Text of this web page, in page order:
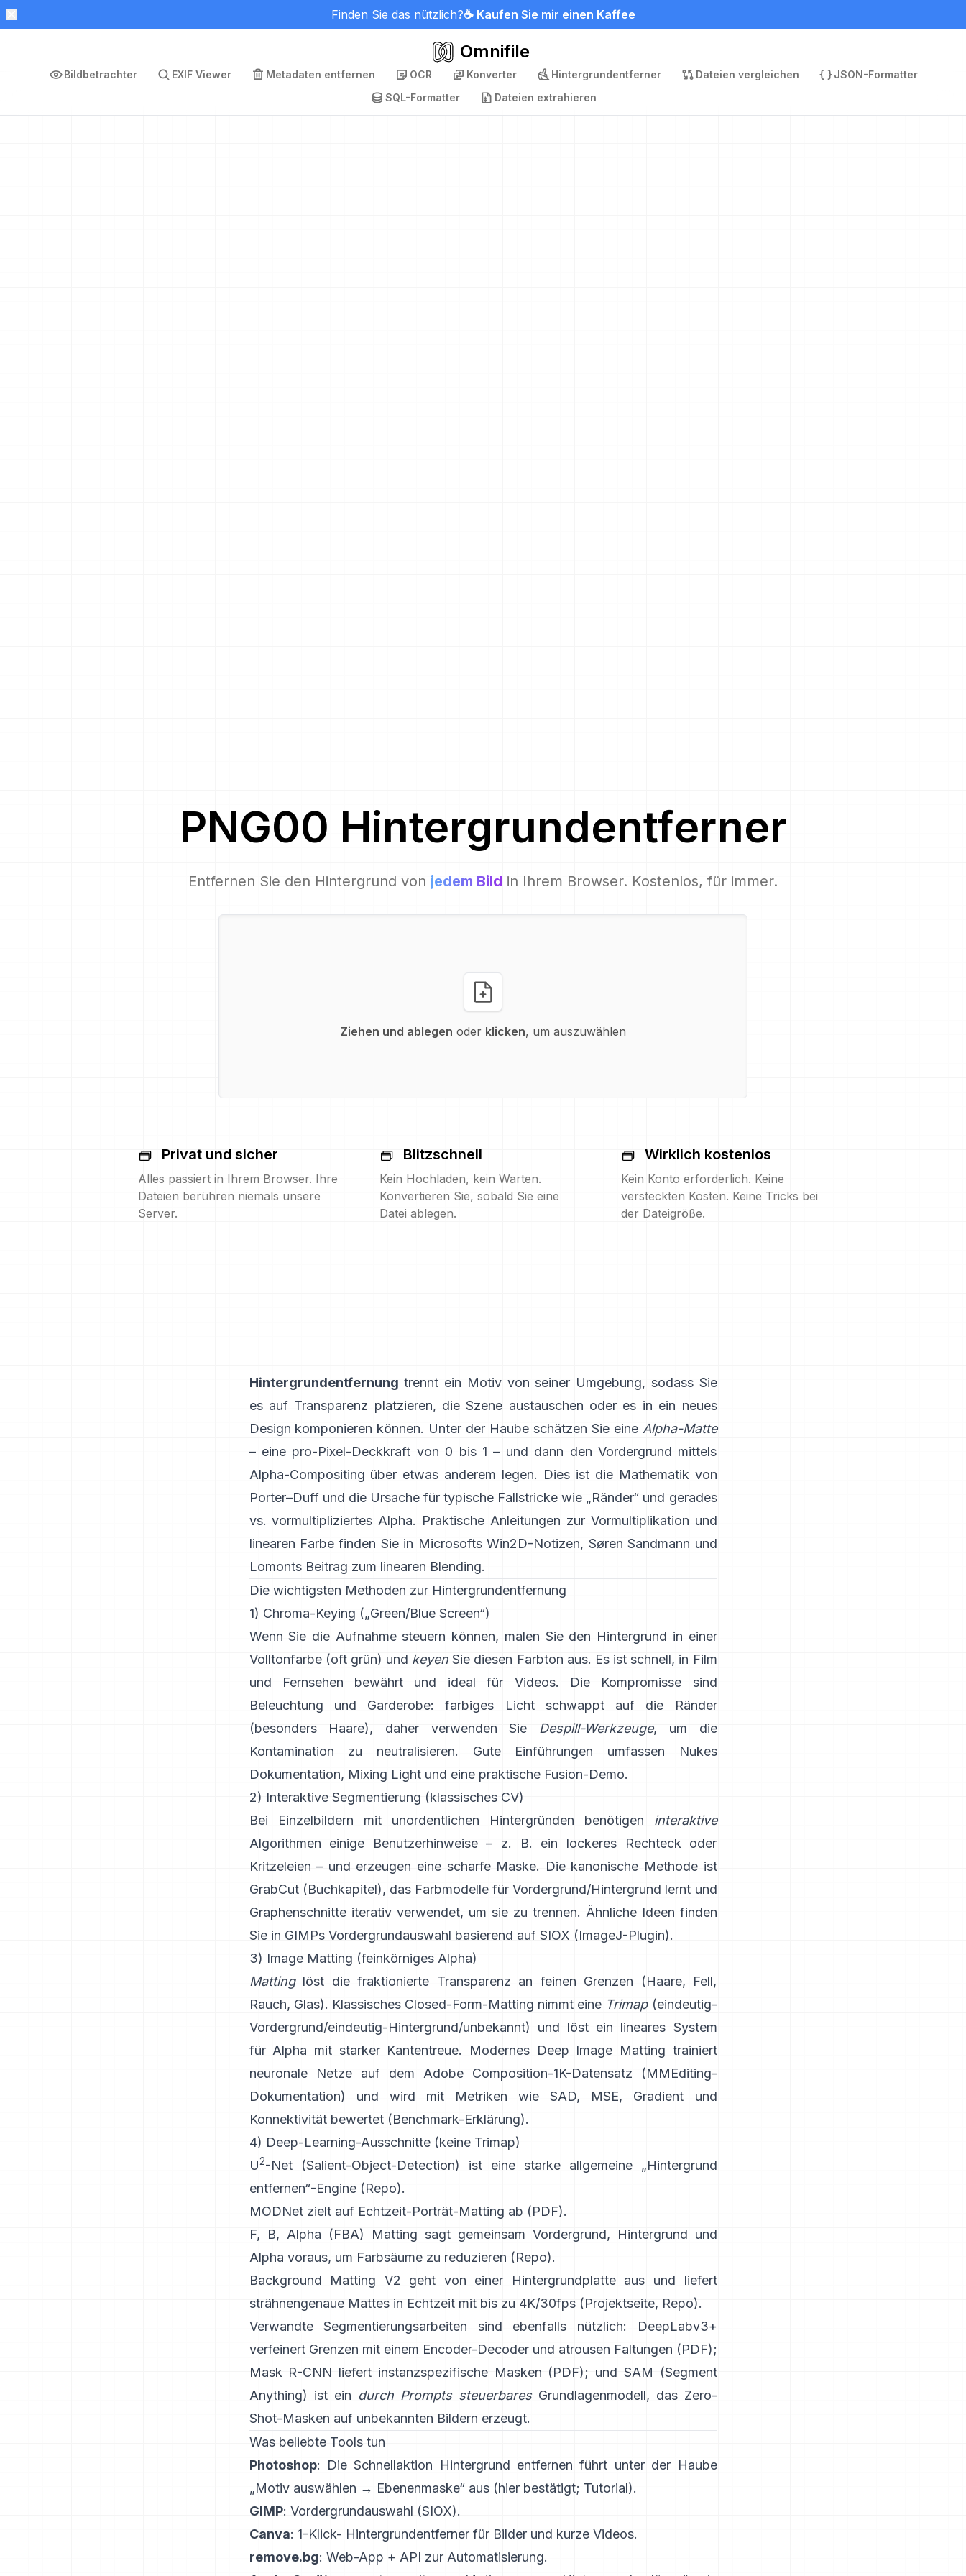
Finden Sie das nützlich?☕ Kaufen Sie mir einen Kaffee
Omnifile
Bildbetrachter EXIF Viewer Metadaten entfernen OCR Konverter Hintergrundentferner Dateien vergleichen
JSON-Formatter
SQL-Formatter
Dateien extrahieren
PNG00 Hintergrundentferner
Entfernen Sie den Hintergrund von jedem Bild in Ihrem Browser. Kostenlos, für immer.
Ziehen und ablegen oder klicken, um auszuwählen
Privat und sicher
Alles passiert in Ihrem Browser. Ihre
Dateien berühren niemals unsere
Server.
Blitzschnell
Kein Hochladen, kein Warten.
Konvertieren Sie, sobald Sie eine
Datei ablegen.
Wirklich kostenlos
Kein Konto erforderlich. Keine
versteckten Kosten. Keine Tricks bei
der Dateigröße.
Hintergrundentfernung trennt ein Motiv von seiner Umgebung, sodass Sie
es auf Transparenz platzieren, die Szene austauschen oder es in ein neues
Design komponieren können. Unter der Haube schätzen Sie eine Alpha-Matte
– eine pro-Pixel-Deckkraft von 0 bis 1 – und dann den Vordergrund mittels
Alpha-Compositing über etwas anderem legen. Dies ist die Mathematik von
Porter–Duffund die Ursache für typische Fallstricke wie „Ränder“ und gerades
vs. vormultipliziertes Alpha. Praktische Anleitungen zur Vormultiplikation und
linearen Farbe finden Sie in Microsofts Win2D-Notizen, Søren Sandmann und
Lomonts Beitrag zum linearen Blending.
Die wichtigsten Methoden zur Hintergrundentfernung
1) Chroma-Keying („Green/Blue Screen“)
Wenn Sie die Aufnahme steuern können, malen Sie den Hintergrund in einer
Volltonfarbe (oft grün) und keyen Sie diesen Farbton aus. Es ist schnell, in Film
und Fernsehen bewährt und ideal für Videos. Die Kompromisse sind
Beleuchtung und Garderobe: farbiges Licht schwappt auf die Ränder
(besonders Haare), daher verwenden Sie Despill-Werkzeuge, um die
Kontamination zu neutralisieren. Gute Einführungen umfassen
Nukes
Dokumentation, Mixing Lightund eine praktische Fusion-Demo.
2) Interaktive Segmentierung (klassisches CV)
Bei Einzelbildern mit unordentlichen Hintergründen benötigen interaktive
Algorithmen einige Benutzerhinweise – z. B. ein lockeres Rechteck oder
Kritzeleien – und erzeugen eine scharfe Maske. Die kanonische Methode ist
GrabCut (Buchkapitel), das Farbmodelle für Vordergrund/Hintergrund lernt und
Graphenschnitte iterativ verwendet, um sie zu trennen. Ähnliche Ideen finden
Sie in GIMPs Vordergrundauswahl basierend auf SIOX (ImageJ-Plugin).
3) Image Matting (feinkörniges Alpha)
Mattinglöst die fraktionierte Transparenz an feinen Grenzen (Haare, Fell,
Rauch, Glas). Klassisches Closed-Form-Matting nimmt eine Trimap(eindeutig-
Vordergrund/eindeutig-Hintergrund/unbekannt) und löst ein lineares System
für Alpha mit starker Kantentreue. Modernes Deep Image Matting trainiert
neuronale Netze auf dem Adobe Composition-1K-Datensatz (MMEditing-
Dokumentation) und wird mit Metriken wie
SAD, MSE, Gradient und
Konnektivität bewertet (Benchmark-Erklärung).
4) Deep-Learning-Ausschnitte (keine Trimap)
U2-Net(Salient-Object-Detection) ist eine starke allgemeine „Hintergrund
entfernen“-Engine (Repo).
MODNetzielt auf Echtzeit-Porträt-Matting ab (PDF).
F, B, Alpha (FBA) Matting sagt gemeinsam Vordergrund, Hintergrund und
Alpha voraus, um Farbsäume zu reduzieren (Repo).
Background Matting V2 geht von einer Hintergrundplatte aus und liefert
strähnengenaue Mattes in Echtzeit mit bis zu 4K/30fps (Projektseite, Repo).
Verwandte Segmentierungsarbeiten sind ebenfalls nützlich:
DeepLabv3+
verfeinert Grenzen mit einem Encoder-Decoder und atrousen Faltungen (PDF);
Mask R-CNN liefert instanzspezifische Masken (PDF); und SAM (Segment
Anything) ist ein durch Prompts steuerbaresGrundlagenmodell, das Zero-
Shot-Masken auf unbekannten Bildern erzeugt.
Was beliebte Tools tun
Photoshop: Die Schnellaktion Hintergrund entfernen führt unter der Haube
„Motiv auswählen → Ebenenmaske“ aus (hier bestätigt; Tutorial).
GIMP: Vordergrundauswahl (SIOX).
Canva: 1-Klick- Hintergrundentfernerfür Bilder und kurze Videos.
remove.bg: Web-App + API zur Automatisierung.